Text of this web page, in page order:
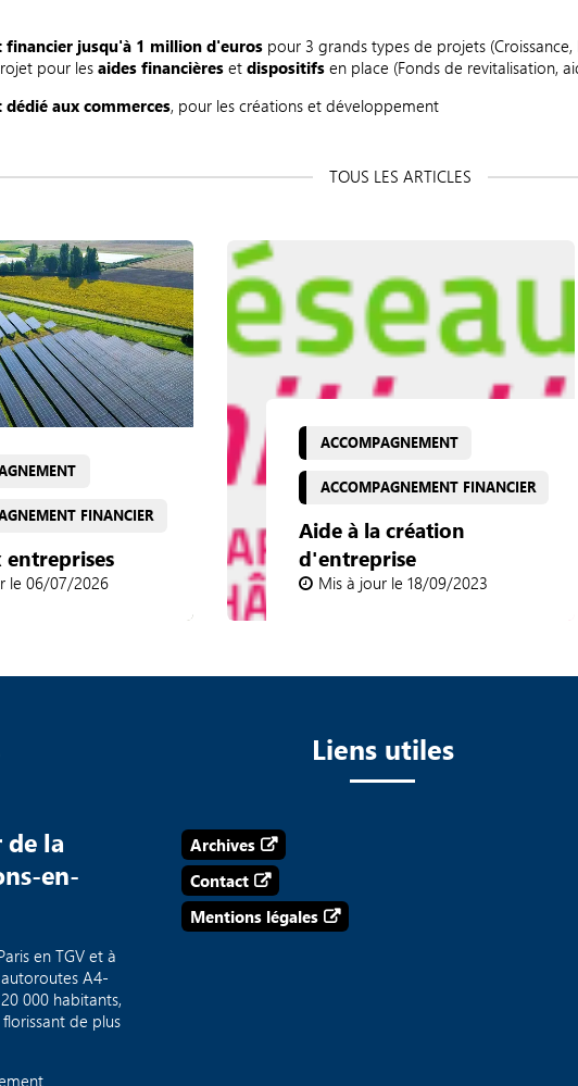
financier jusqu'à 1 million d'euros pour 3 grands types de projets
pour lesaides financières etdispositifsen place (Fonds de revitalisation,
aux commerces, pour les créations et développement
FINANCIER
entreprises
le 06/07/2026
ACCOMPAGNEMENT
ACCOMPAGNEMENT FINANCIER
Aide à la création
d'entreprise
Mis à jour le 18/09/2023
la
en-
en TGV et à
A4-
000 habitants,
de plus
Liens utiles
Archives
Contact
Mentions légales